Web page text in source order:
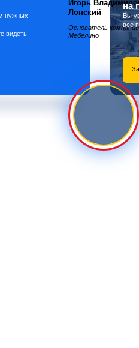
Игорь
Лонский
Основатель компании
Мебелино
нужных
видеть
на
Вы
все